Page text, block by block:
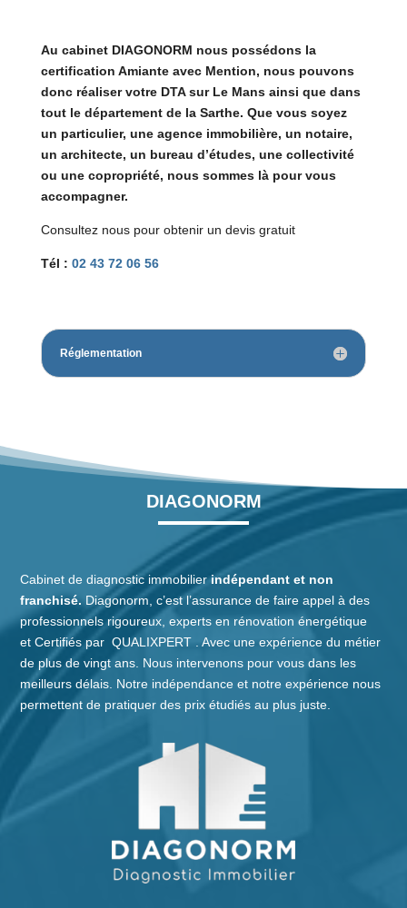
Au cabinet DIAGONORM nous possédons la
certification Amiante avec Mention, nous pouvons
donc réaliser votre DTA sur Le Mans ainsi que dans
tout le département de la Sarthe. Que vous soyez
un particulier, une agence immobilière, un notaire,
un architecte, un bureau d’études, une collectivité
ou une copropriété, nous sommes là pour vous
accompagner.
Consultez nous pour obtenir un devis gratuit
Tél : 02 43 72 06 56
Réglementation
DIAGONORM
Cabinet de diagnostic immobilierindépendant et non
franchisé. Diagonorm, c’est l’assurance de faire appel à des
professionnels rigoureux, experts en rénovation énergétique
etCertifiés parQUALIXPERT . Avec une expérience du métier
de plus de vingt ans. Nous intervenons pour vous dans les
meilleurs délais. Notre indépendance et notre expérience nous
permettent de pratiquer des prix étudiés au plus juste.